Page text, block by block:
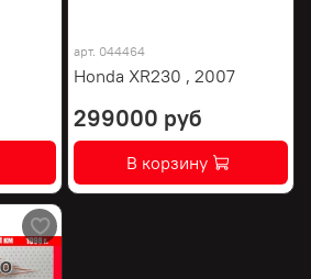
арт. 044464
Honda XR230 , 2007
299000 руб
В корзину